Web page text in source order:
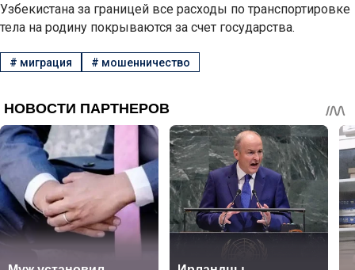
Узбекистана за границей все расходы по транспортировке
тела на родину покрываются за счет государства.
# миграция # мошенничество